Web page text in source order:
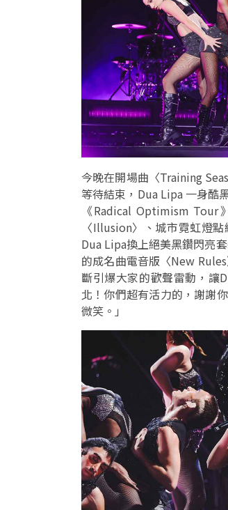
今晚在開場曲〈Training
等待結束，Dua Lipa 一身酷
《Radical Optimism
〈Illusion〉、城市霓虹燈
Dua Lipa換上絕美黑鑽閃亮
的成名曲電音版〈New
斷引爆大家的歡聲雷動，讓
北！你們超有活力的，謝謝
微笑。」